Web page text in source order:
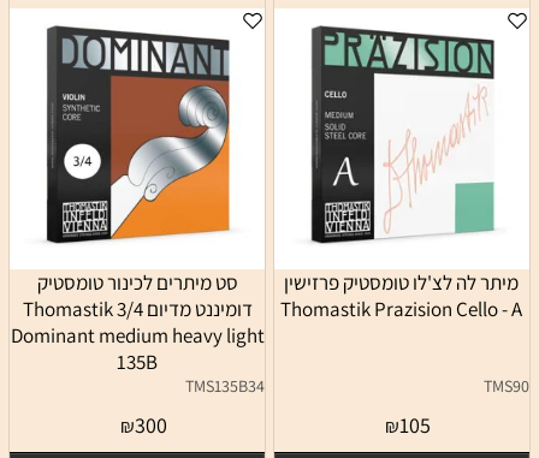
מיתר לה לצ'לו טומסטיק פרזישין
Thomastik Prazision Cello - A
TMS90
₪105
סט מיתרים לכינור טומסטיק
דומיננט מדיום 3/4 Thomastik
Dominant medium heavy light
135B
TMS135B34
₪300